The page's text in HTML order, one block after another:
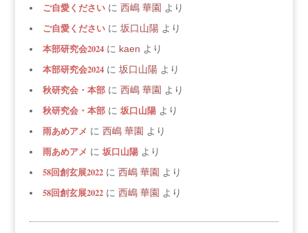
ご自愛くださいに 西嶋 華園 より
ご自愛くださいに 坂口山陽より
本部研究会2024に kaen より
本部研究会2024に 坂口山陽より
秋研究会・本部に 西嶋 華園 より
秋研究会・本部に 坂口山陽より
雨あめアメ に 西嶋 華園 より
雨あめアメ に 坂口山陽より
58回創玄展2022に 西嶋 華園 より
58回創玄展2022に 西嶋 華園 より